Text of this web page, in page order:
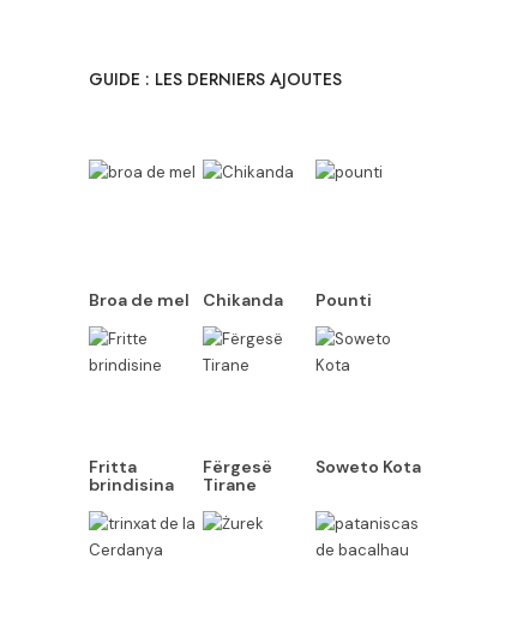
GUIDE : LES DERNIERS AJOUTES
Broa de mel Chikanda Pounti
Fritta
brindisina
Fërgesë
Tirane
Soweto Kota